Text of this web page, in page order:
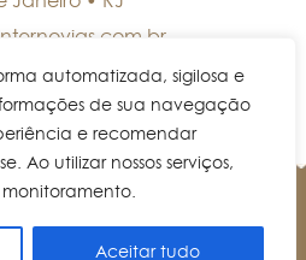
automatizada, sigilosa e
de sua navegação
e recomendar
Ao utilizar nossos serviços,
Aceitar tudo